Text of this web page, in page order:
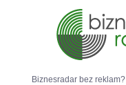
Biznesradar bez reklam?